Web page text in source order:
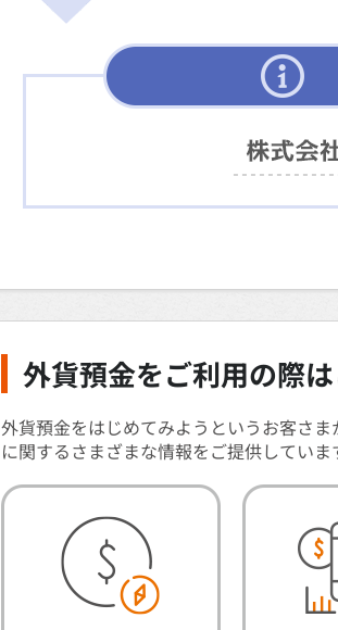
外貨預金をご利用の際は
外貨預金をはじめてみようというお客さ
に関するさまざまな情報をご提供していま